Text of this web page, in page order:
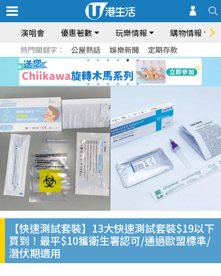
演唱會 優惠著數 玩樂情報 購物情報
熱門關鍵字： 公屋熱話 娛樂新聞 定期存款
【快速測試套裝】13大快速測試套裝$19以下
買到！最平$10獲衛生署認可/通過歐盟標準/
潛伏期適用